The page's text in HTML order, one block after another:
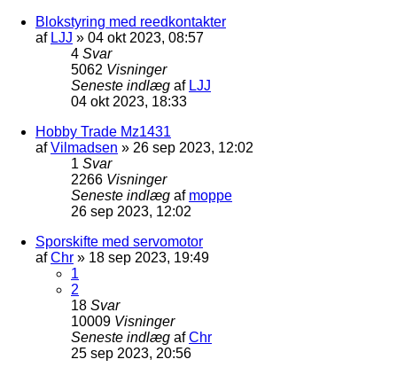
Blokstyring med reedkontakter
af LJJ » 04 okt 2023, 08:57
4 Svar
5062 Visninger
Seneste indlæg af LJJ
04 okt 2023, 18:33
Hobby Trade Mz1431
afVilmadsen » 26 sep 2023, 12:02
1 Svar
2266 Visninger
Seneste indlæg af moppe
26 sep 2023, 12:02
Sporskifte med servomotor
afChr » 18 sep 2023, 19:49
1
2
18 Svar
10009 Visninger
Seneste indlæg afChr
25 sep 2023, 20:56